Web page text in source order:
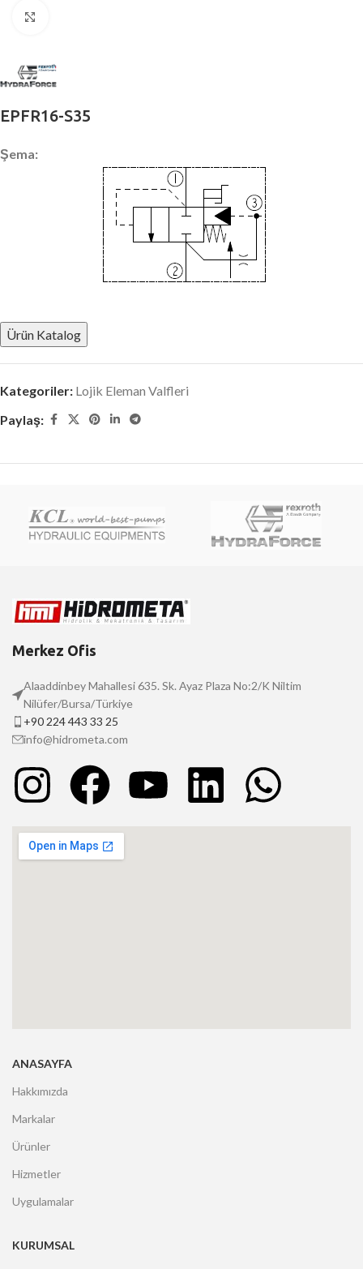
EPFR16-S35
Şema:
Ürün Katalog
Kategoriler: Lojik Eleman Valfleri
Paylaş:
Merkez Ofis
Alaaddinbey Mahallesi 635. Sk. Ayaz Plaza No:2/K Niltim
Nilüfer/Bursa/Türkiye
+90 224 443 33 25
info@hidrometa.com
ANASAYFA
Hakkımızda
Markalar
Ürünler
Hizmetler
Uygulamalar
KURUMSAL